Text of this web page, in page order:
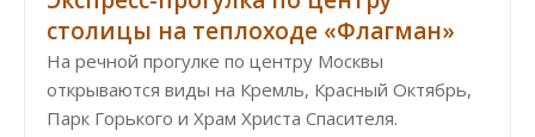
столицы на теплоходе «Флагман»
На речной прогулке по центру Москвы
открываются виды на Кремль, Красный Октябрь,
Парк Горького и Храм Христа Спасителя.